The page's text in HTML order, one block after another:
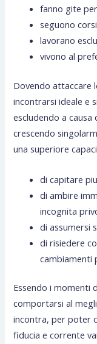
fanno gite
seguono
lavorano
vivono al
Dovendo attaccare
incontrarsi ideale e
escludendo a causa
crescendo
una superiore
di capitare
di ambire
incognita
di assumersi
di risiedere
cambiamenti
Essendo i momenti
comportarsi al
incontra, per poter
fiducia e corrente